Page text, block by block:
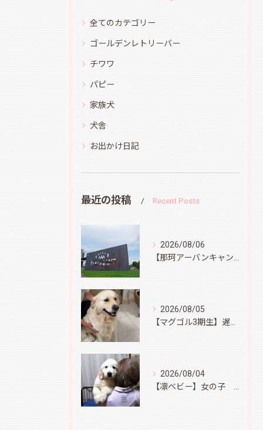
全てのカテゴリー
ゴールデンレトリーバー
チワワ
パピー
家族犬
犬舎
お出かけ日記
最近の投稿 Recent Posts
2026/08/06
2026/08/05
2026/08/04